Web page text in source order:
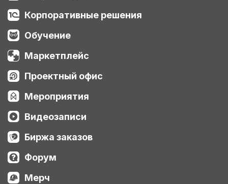
Корпоративные решения
Обучение
Маркетплейс
Проектный офис
Мероприятия
Видеозаписи
Биржа заказов
Форум
Мерч